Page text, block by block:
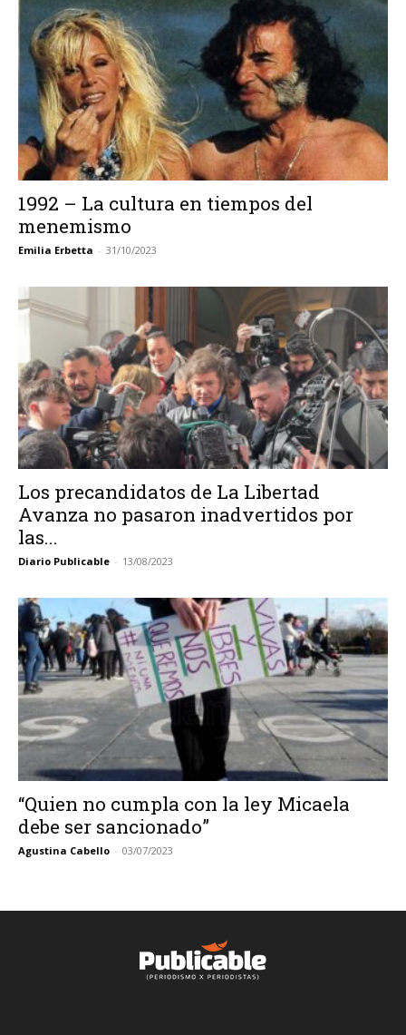
1992 – La cultura en tiempos del
menemismo
Emilia Erbetta - 31/10/2023
Los precandidatos de La Libertad
Avanza no pasaron inadvertidos por
las...
Diario Publicable - 13/08/2023
“Quien no cumpla con la ley Micaela
debe ser sancionado”
Agustina Cabello - 03/07/2023